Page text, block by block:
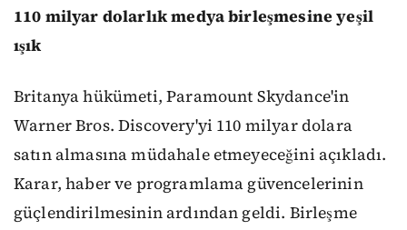
110 milyar dolarlık medya birleşmesine yeşil
ışık
Britanya hükümeti, Paramount Skydance'in
Warner Bros. Discovery'yi 110 milyar dolara
satın almasına müdahale etmeyeceğini açıkladı.
Karar, haber ve programlama güvencelerinin
güçlendirilmesinin ardından geldi. Birleşme